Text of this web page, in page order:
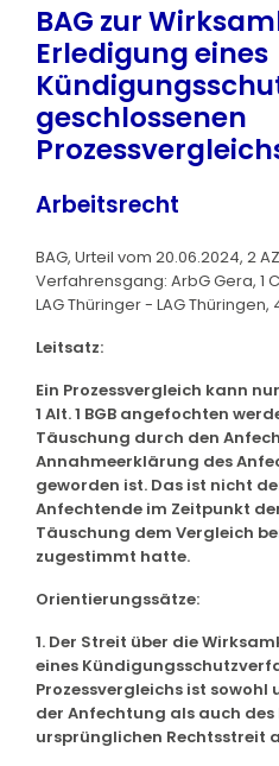
BAG zur
Erledigung eines
geschlossenen
Arbeitsrecht
BAG, Urteil vom 20.06.2024, 2
Verfahrensgang: ArbG Gera, 1
LAG Thüringer - LAG Thüringen,
Leitsatz:
Ein Prozessvergleich kann
1 Alt. 1 BGB angefochten
Täuschung durch den
Annahmeerklärung des
geworden ist. Das ist nicht
Anfechtende im Zeitpunkt
Täuschung dem Vergleich
zugestimmt hatte.
Orientierungssätze:
1. Der Streit über die
eines
Prozessvergleichs ist
der Anfechtung als auch
ursprünglichen Rechtsstreit